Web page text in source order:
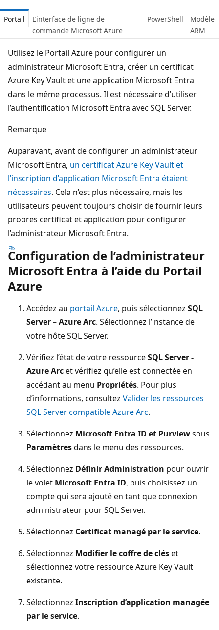
Portail
L’interface de ligne de
commande Microsoft Azure
PowerShell
Modèle
ARM
Utilisez le Portail Azure pour configurer un
administrateur Microsoft Entra, créer un certificat
Azure Key Vault et une application Microsoft Entra
dans le même processus. Il est nécessaire d’utiliser
l’authentification Microsoft Entra avec SQL Server.
Remarque
Auparavant, avant de configurer un administrateur
Microsoft Entra, un certificat Azure Key Vault et
l’inscription d’application Microsoft Entra étaient
nécessaires. Cela n’est plus nécessaire, mais les
utilisateurs peuvent toujours choisir de fournir leurs
propres certificat et application pour configurer
l’administrateur Microsoft Entra.
Configuration de l’administrateur
Microsoft Entra à l’aide du Portail
Azure
Accédez au portail Azure, puis sélectionnez SQL
Server – Azure Arc. Sélectionnez l’instance de
votre hôte SQL Server.
Vérifiez l’état de votre ressourceSQL Server -
Azure Arcet vérifiez qu’elle est connectée en
accédant au menu Propriétés. Pour plus
d’informations, consultez Valider les ressources
SQL Server compatible Azure Arc.
Sélectionnez Microsoft Entra ID et Purviewsous
Paramètresdans le menu des ressources.
Sélectionnez Définir Administration pour ouvrir
le volet Microsoft Entra ID, puis choisissez un
compte qui sera ajouté en tant que connexion
administrateur pour SQL Server.
Sélectionnez Certificat managé par le service.
Sélectionnez Modifier le coffre de cléset
sélectionnez votre ressource Azure Key Vault
existante.
Sélectionnez Inscription d’application managée
par le service.